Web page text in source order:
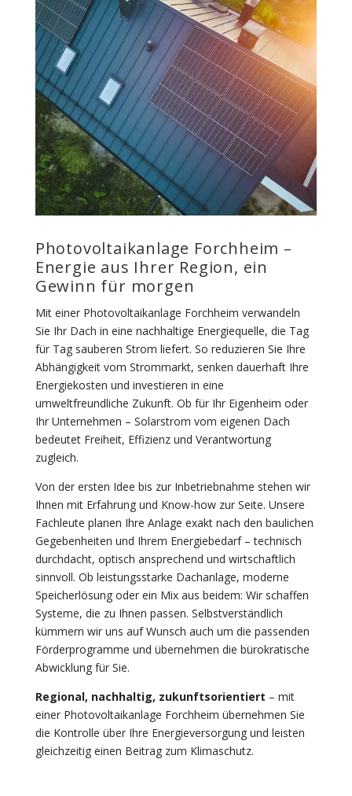
Photovoltaikanlage Forchheim –
Energie aus Ihrer Region, ein
Gewinn für morgen
Mit einer Photovoltaikanlage Forchheim verwandeln
Sie Ihr Dach in eine nachhaltige Energiequelle, die Tag
für Tag sauberen Strom liefert. So reduzieren Sie Ihre
Abhängigkeit vom Strommarkt, senken dauerhaft Ihre
Energiekosten und investieren in eine
umweltfreundliche Zukunft. Ob für Ihr Eigenheim oder
Ihr Unternehmen – Solarstrom vom eigenen Dach
bedeutet Freiheit, Effizienz und Verantwortung
zugleich.
Von der ersten Idee bis zur Inbetriebnahme stehen wir
Ihnen mit Erfahrung und Know-how zur Seite. Unsere
Fachleute planen Ihre Anlage exakt nach den baulichen
Gegebenheiten und Ihrem Energiebedarf – technisch
durchdacht, optisch ansprechend und wirtschaftlich
sinnvoll. Ob leistungsstarke Dachanlage, moderne
Speicherlösung oder ein Mix aus beidem: Wir schaffen
Systeme, die zu Ihnen passen. Selbstverständlich
kümmern wir uns auf Wunsch auch um die passenden
Förderprogramme und übernehmen die bürokratische
Abwicklung für Sie.
Regional, nachhaltig, zukunftsorientiert – mit
einer Photovoltaikanlage Forchheim übernehmen Sie
die Kontrolle über Ihre Energieversorgung und leisten
gleichzeitig einen Beitrag zum Klimaschutz.